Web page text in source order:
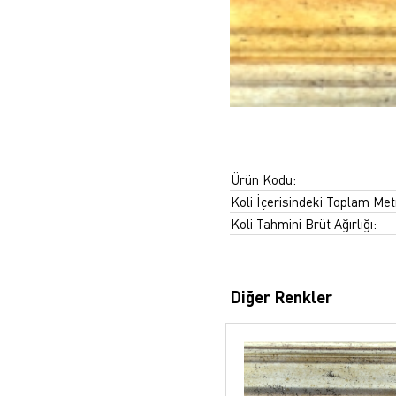
Ürün Kodu:
Koli İçerisindeki Toplam
Koli Tahmini Brüt Ağırlığı:
Diğer Renkler